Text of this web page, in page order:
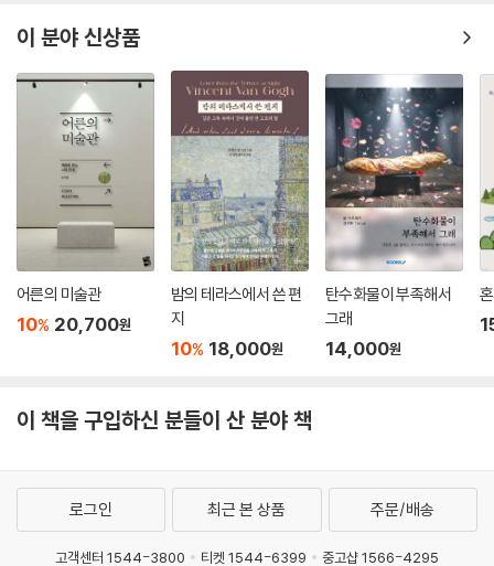
이 분야 신상품
어른의 미술관
10% 20,700원
밤의 테라스에서 쓴 편
지
10% 18,000원
탄수화물이 부족해서
그래
14,000원
이 책을 구입하신 분들이 산 분야 책
로그인 최근 본 상품 주문/배송
고객센터 1544-3800 티켓 1544-6399 중고샵 1566-4295